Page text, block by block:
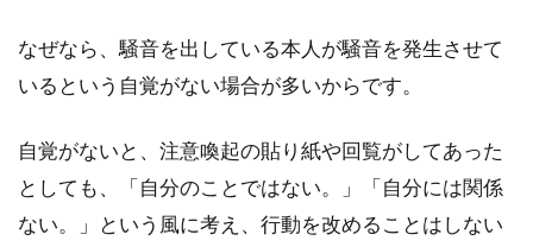
なぜなら、騒音を出している本人が騒音を発生させて
いるという自覚がない場合が多いからです。
自覚がないと、注意喚起の貼り紙や回覧がしてあった
としても、「自分のことではない。」「自分には関係
ない。」という風に考え、行動を改めることはしない